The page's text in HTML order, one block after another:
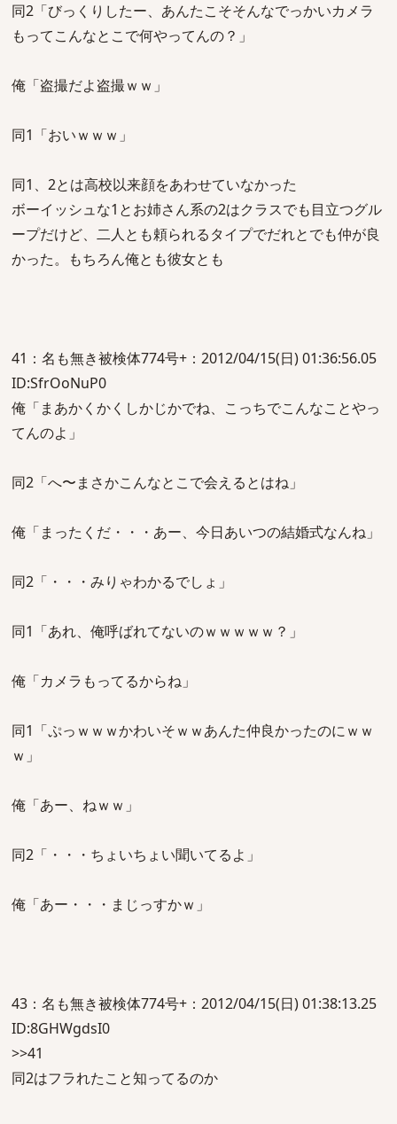
同2「びっくりしたー、あんたこそそんなでっかいカメラ
もってこんなとこで何やってんの？」
俺「盗撮だよ盗撮ｗｗ」
同1「おいｗｗｗ」
同1、2とは高校以来顔をあわせていなかった
ボーイッシュな1とお姉さん系の2はクラスでも目立つグル
ープだけど、二人とも頼られるタイプでだれとでも仲が良
かった。もちろん俺とも彼女とも
41：名も無き被検体774号+：2012/04/15(日) 01:36:56.05
ID:SfrOoNuP0
俺「まあかくかくしかじかでね、こっちでこんなことやっ
てんのよ」
同2「へ〜まさかこんなとこで会えるとはね」
俺「まったくだ・・・あー、今日あいつの結婚式なんね」
同2「・・・みりゃわかるでしょ」
同1「あれ、俺呼ばれてないのｗｗｗｗｗ？」
俺「カメラもってるからね」
同1「ぷっｗｗｗかわいそｗｗあんた仲良かったのにｗｗ
ｗ」
俺「あー、ねｗｗ」
同2「・・・ちょいちょい聞いてるよ」
俺「あー・・・まじっすかｗ」
43：名も無き被検体774号+：2012/04/15(日) 01:38:13.25
ID:8GHWgdsI0
>>41
同2はフラれたこと知ってるのか